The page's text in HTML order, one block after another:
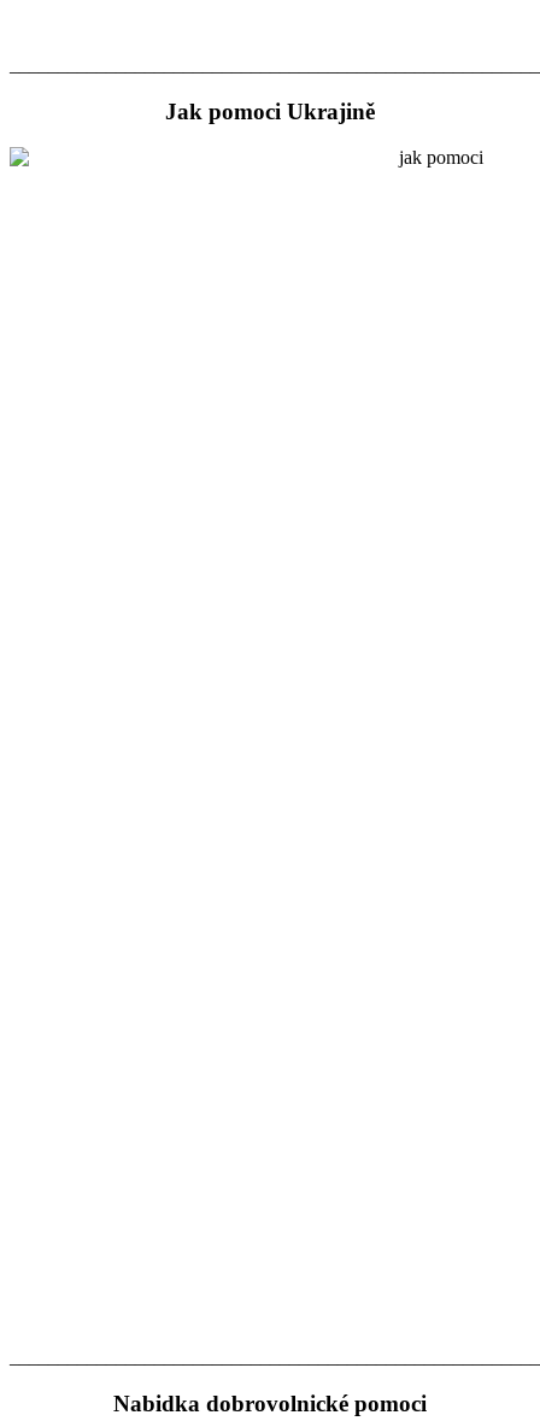
Jak pomoci Ukrajině
Nabidka dobrovolnické pomoci